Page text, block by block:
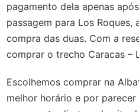
pagamento dela apenas
passagem para Los
compra das duas. Com a
comprar o trecho Caracas –
Escolhemos comprar na
melhor horário e por